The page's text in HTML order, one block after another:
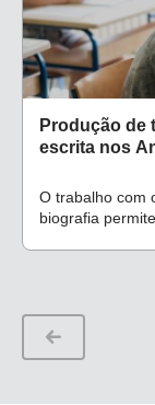
Produção de
escrita nos
O trabalho com
biografia